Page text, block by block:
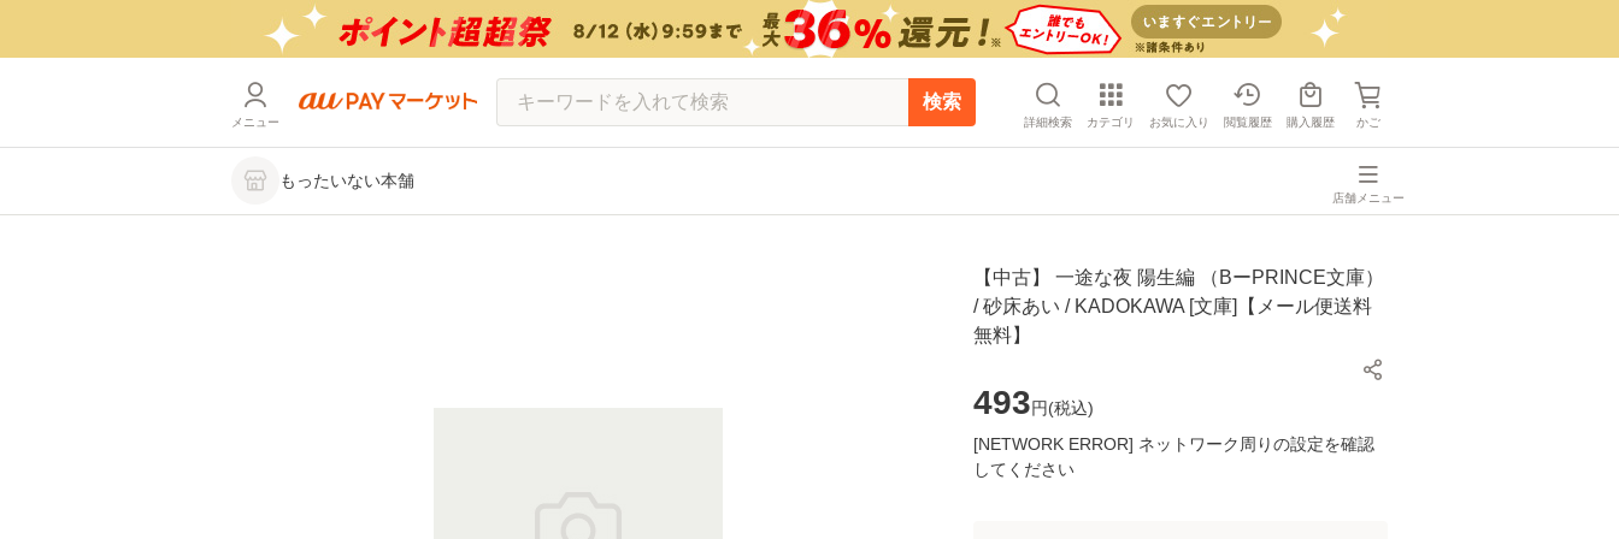
メニュー
検索
詳細検索 カテゴリ お気に入り 閲覧履歴 購入履歴 かご
もったいない本舗
店舗メニュー
【中古】 一途な夜 陽生編 （BーPRINCE文庫）
/ 砂床あい / KADOKAWA [文庫]【メール便送料
無料】
493円(税込)
[NETWORK ERROR] ネットワーク周りの設定を確認
してください